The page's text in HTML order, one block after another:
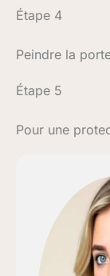
Étape 4
Peindre la
Étape 5
Pour une